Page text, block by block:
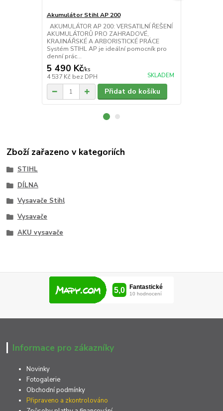
Akumulátor Stihl AP 200
AKUMULÁTOR AP 200: VERSATILNÍ ŘEŠENÍ
AKUMULÁTORŮ PRO ZAHRADOVÉ,
KRAJINÁŘSKÉ A ARBORISTICKÉ PRÁCE
Systém STIHL AP je ideální pomocník pro
denní prác...
5 490 Kč/ks
4 537 Kč bez DPH SKLADEM
Přidat do košíku
Zboží zařazeno v kategoriích
STIHL
DÍLNA
Vysavače Stihl
Vysavače
AKU vysavače
Informace pro zákazníky
Novinky
Fotogalerie
Obchodní podmínky
Připraveno a zkontrolováno